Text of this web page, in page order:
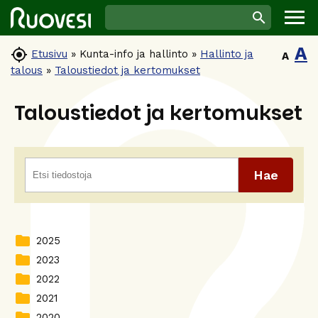
 Etusivu » Kunta-info ja hallinto » Hallinto ja
talous » Taloustiedot ja kertomukset
A A
Taloustiedot ja kertomukset
folder 2025
folder 2023
folder 2022
folder 2021